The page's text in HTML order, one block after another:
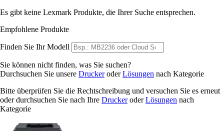
Es gibt keine Lexmark Produkte, die Ihrer Suche entsprechen.
Empfohlene Produkte
Finden Sie Ihr Modell
Sie können nicht finden, was Sie suchen?
Durchsuchen Sie unsere DruckeroderLösungen nach Kategorie
Bitte überprüfen Sie die Rechtschreibung und versuchen Sie es erneut
oder durchsuchen Sie nach Ihre DruckeroderLösungen nach
Kategorie